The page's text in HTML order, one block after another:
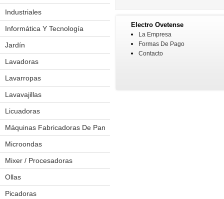
Sierra P/ Carnes
Spiedo P/ Pollos
Vitrinas
Industriales
Aplicador De Film
Balanzas Eléctronicas
Informática Y Tecnología
Jardín
Bordeadoras
Lavadoras
Lavarropas
Lavavajillas
Licuadoras
Máquinas Fabricadoras De Pan
Microondas
Mixer / Procesadoras
Ollas
Picadoras
Electro Ovetense
La Empresa
Formas De Pago
Contacto